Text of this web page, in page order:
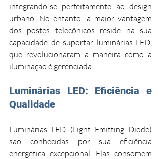
integrando-se perfeitamente ao design
urbano. No entanto, a maior vantagem
dos postes telecônicos reside na sua
capacidade de suportar luminárias LED,
que revolucionaram a maneira como a
iluminação é gerenciada.
Luminárias LED: Eficiência e
Qualidade
Luminárias LED (Light Emitting Diode)
são conhecidas por sua eficiência
energética excepcional. Elas consomem